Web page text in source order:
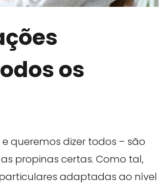
os
queremos dizer todos – são
propinas certas. Como tal,
adaptadas ao nível